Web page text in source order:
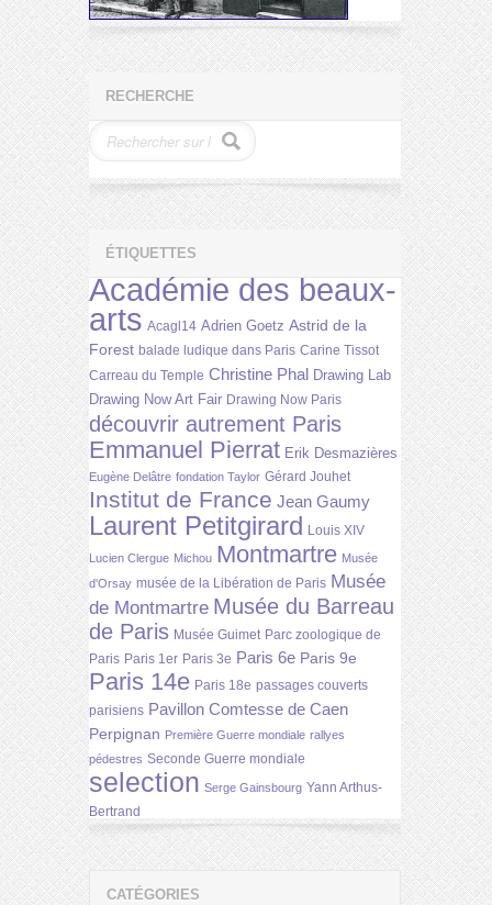
RECHERCHE
ÉTIQUETTES
Académie des beaux-
arts Acagl14 Adrien Goetz Astrid de la
Forest balade ludique dans Paris Carine Tissot
Carreau du Temple Christine Phal Drawing Lab
Drawing Now Art Fair Drawing Now Paris
découvrir autrement Paris
Emmanuel Pierrat Erik Desmazières
Eugène Delâtre fondation Taylor Gérard Jouhet
Institut de France Jean Gaumy
Laurent Petitgirard Louis XIV
Lucien Clergue Michou Montmartre Musée
d'Orsay musée de la Libération de Paris Musée
de Montmartre Musée du Barreau
de Paris Musée Guimet Parc zoologique de
Paris Paris 1er Paris 3e Paris 6e Paris 9e
Paris 14e Paris 18e passages couverts
parisiens Pavillon Comtesse de Caen
Perpignan Première Guerre mondiale rallyes
pédestres Seconde Guerre mondiale
selection Serge Gainsbourg Yann Arthus-
Bertrand
CATÉGORIES